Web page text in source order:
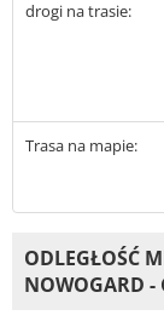
drogi na trasie:
Trasa na mapie:
ODLEGŁOŚĆ
NOWOGARD -